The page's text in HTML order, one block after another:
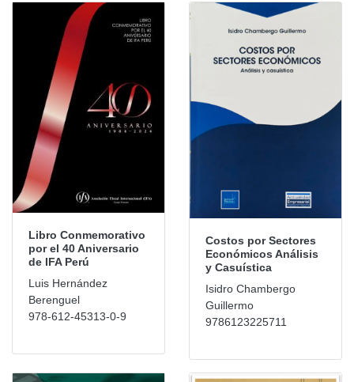
Libro Conmemorativo
por el 40 Aniversario
de IFA Perú
Luis Hernández
Berenguel
978-612-45313-0-9
Costos por Sectores
Económicos Análisis
y Casuística
Isidro Chambergo
Guillermo
9786123225711